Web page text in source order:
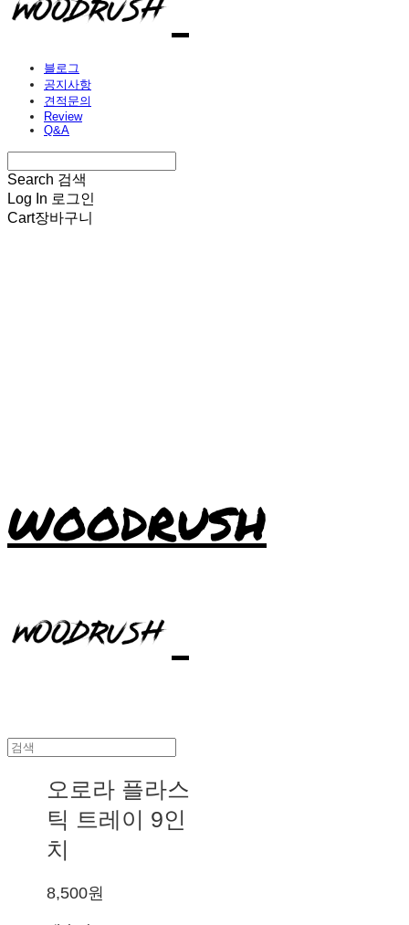
블로그
공지사항
견적문의
Review
Q&A
Search 검색
Log In 로그인
Cart장바구니
WOODRUSH
오로라 플라스
틱 트레이 9인
치
8,500원